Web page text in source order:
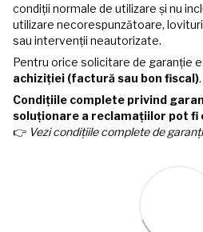
condiții normale de utilizare și nu
utilizare necorespunzătoare,
sau intervenții neautorizate.
Pentru orice solicitare de garanție
achiziției (factură sau bon fiscal).
Condițiile complete privind
soluționare a reclamațiilor pot fi
👉 Vezi condițiile complete de